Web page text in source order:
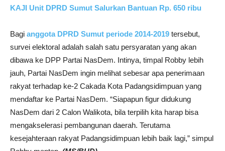
KAJI Unit DPRD Sumut Salurkan Bantuan Rp. 650 ribu
Bagi anggota DPRD Sumut periode 2014-2019 tersebut,
survei elektoral adalah salah satu persyaratan yang akan
dibawa ke DPP Partai NasDem. Intinya, timpal Robby lebih
jauh, Partai NasDem ingin melihat sebesar apa penerimaan
rakyat terhadap ke-2 Cakada Kota Padangsidimpuan yang
mendaftar ke Partai NasDem. “Siapapun figur didukung
NasDem dari 2 Calon Walikota, bila terpilih kita harap bisa
mengakselerasi pembangunan daerah. Terutama
kesejahteraan rakyat Padangsidimpuan lebih baik lagi,” simpul